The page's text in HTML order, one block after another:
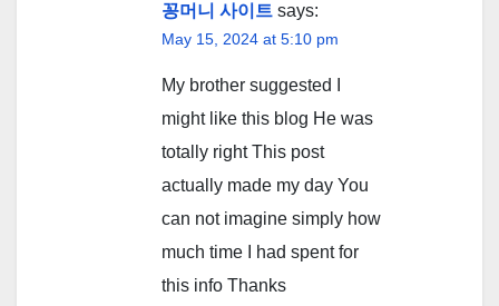
꽁머니 사이트 says:
May 15, 2024 at 5:10 pm
My brother suggested I
might like this blog He was
totally right This post
actually made my day You
can not imagine simply how
much time I had spent for
this info Thanks